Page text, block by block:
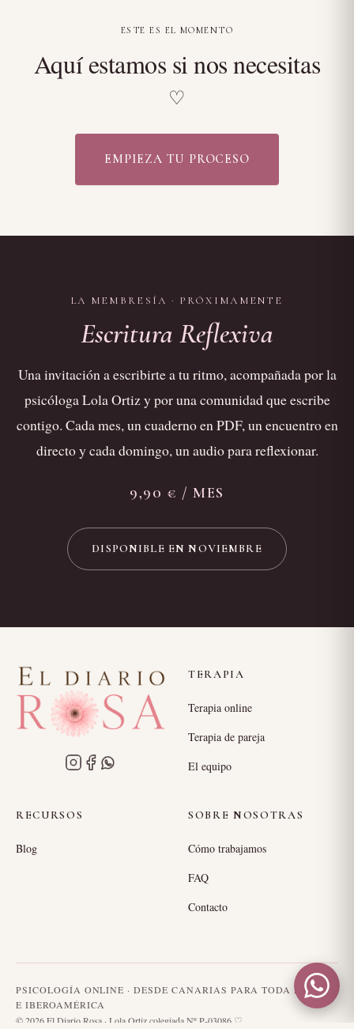
ESTE ES EL MOMENTO
Aquí estamos si nos necesitas
♡
EMPIEZA TU PROCESO
LA MEMBRESÍA · PRÓXIMAMENTE
Escritura Reflexiva
Una invitación a escribirte a tu ritmo, acompañada por la
psicóloga Lola Ortiz y por una comunidad que escribe
contigo. Cada mes, un cuaderno en PDF, un encuentro en
directo y cada domingo, un audio para reflexionar.
9,90 € / MES
DISPONIBLE EN NOVIEMBRE
TERAPIA
Terapia online
Terapia de pareja
El equipo
RECURSOS
Blog
SOBRE NOSOTRAS
Cómo trabajamos
FAQ
Contacto
PSICOLOGÍA ONLINE · DESDE CANARIAS PARA TODA ESPAÑA
E IBEROAMÉRICA
© 2026 El Diario Rosa · Lola Ortiz colegiada Nº P-03086 ♡